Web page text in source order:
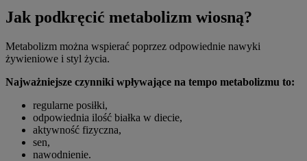
Jak podkręcić metabolizm wiosną?
Metabolizm można wspierać poprzez odpowiednie nawyki
żywieniowe i styl życia.
Najważniejsze czynniki wpływające na tempo metabolizmu to:
regularne posiłki,
odpowiednia ilość białka w diecie,
aktywność fizyczna,
sen,
nawodnienie.